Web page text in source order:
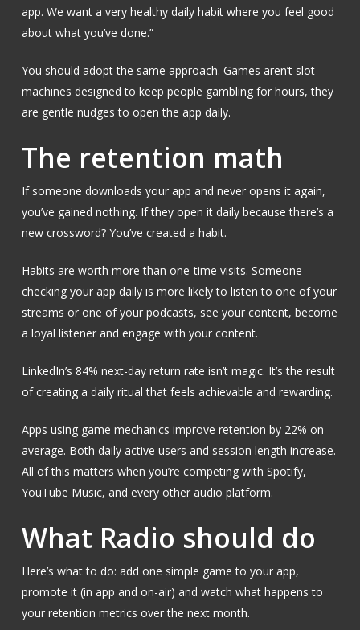
app. We want a very healthy daily habit where you feel good
about what you’ve done.”
You should adopt the same approach. Games aren’t slot
machines designed to keep people gambling for hours, they
are gentle nudges to open the app daily.
The retention math
If someone downloads your app and never opens it again,
you’ve gained nothing. If they open it daily because there’s a
new crossword? You’ve created a habit.
Habits are worth more than one-time visits. Someone
checking your app daily is more likely to listen to one of your
streams or one of your podcasts, see your content, become
a loyal listener and engage with your content.
LinkedIn’s 84% next-day return rate isn’t magic. It’s the result
of creating a daily ritual that feels achievable and rewarding.
Apps using game mechanics improve retention by 22% on
average. Both daily active users and session length increase.
All of this matters when you’re competing with Spotify,
YouTube Music, and every other audio platform.
What Radio should do
Here’s what to do: add one simple game to your app,
promote it (in app and on-air) and watch what happens to
your retention metrics over the next month.